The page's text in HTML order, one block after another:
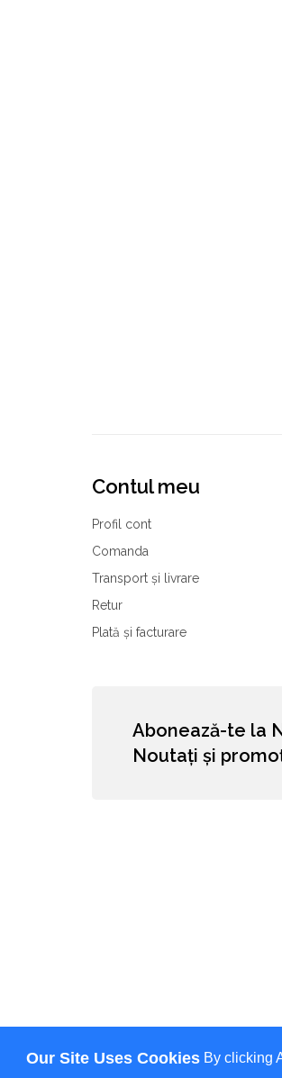
Our Site Uses Cookies By clicking
Contul meu
Profil cont
Comanda
Transport și livrare
Retur
Plată și facturare
Abonează-te la
Noutați și